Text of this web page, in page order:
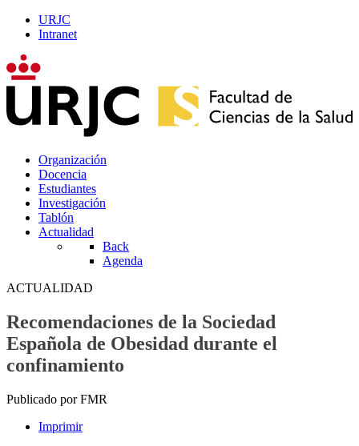
URJC
Intranet
Organización
Docencia
Estudiantes
Investigación
Tablón
Actualidad
Back
Agenda
ACTUALIDAD
Recomendaciones de la Sociedad
Española de Obesidad durante el
confinamiento
Publicado por FMR
Imprimir